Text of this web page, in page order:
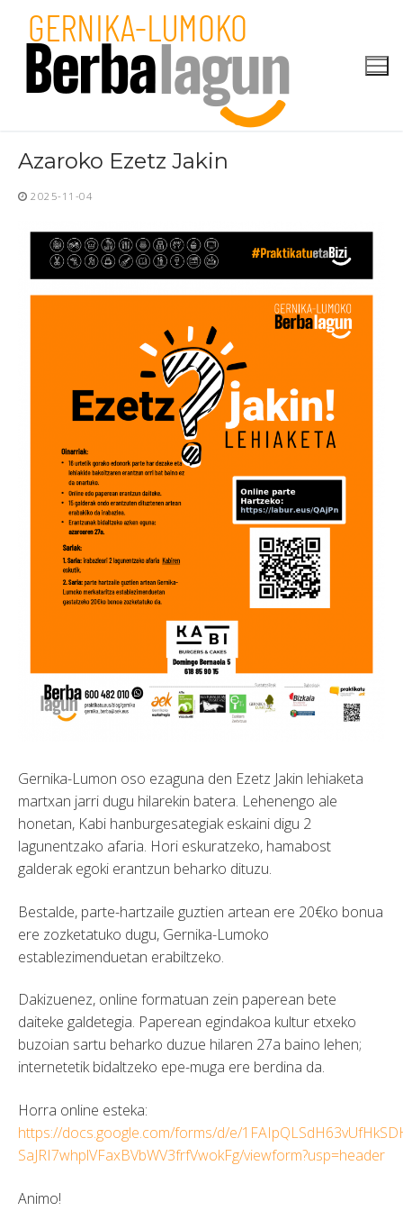
content
Azaroko Ezetz Jakin
2025-11-04
Gernika-Lumon oso ezaguna den Ezetz Jakin lehiaketa
martxan jarri dugu hilarekin batera. Lehenengo ale
honetan, Kabi hanburgesategiak eskaini digu 2
lagunentzako afaria. Hori eskuratzeko, hamabost
galderak egoki erantzun beharko dituzu.
Bestalde, parte-hartzaile guztien artean ere 20€ko bonua
ere zozketatuko dugu, Gernika-Lumoko
establezimenduetan erabiltzeko.
Dakizuenez, online formatuan zein paperean bete
daiteke galdetegia. Paperean egindakoa kultur etxeko
buzoian sartu beharko duzue hilaren 27a baino lehen;
internetetik bidaltzeko epe-muga ere berdina da.
Horra online esteka:
https://docs.google.com/forms/d/e/
SaJRI7whplVFaxBVbWV3frfVwokFg/viewform?usp=header
Animo!